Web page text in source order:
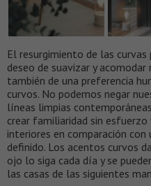
El resurgimiento de las
deseo de suavizar y
también de una preferencia
curvos. No podemos negar
líneas limpias
crear familiaridad sin esfuerzo
interiores en comparación
definido. Los acentos curvos
ojo lo siga cada día y se
las casas de las siguientes